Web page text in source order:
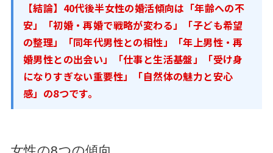
【結論】40代後半女性の婚活傾向は「年齢への不
安」「初婚・再婚で戦略が変わる」「子ども希望
の整理」「同年代男性との相性」「年上男性・再
婚男性との出会い」「仕事と生活基盤」「受け身
になりすぎない重要性」「自然体の魅力と安心
感」の8つです。